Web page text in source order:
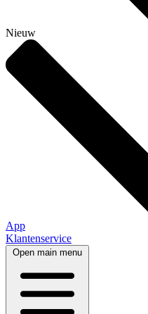
Nieuw
App
Klantenservice
Open main menu